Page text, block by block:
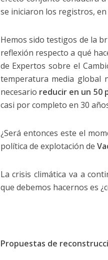
se iniciaron los registros, en
Hemos sido testigos de la
reflexión respecto a qué
de Expertos sobre el
temperatura media global
necesario reducir en un 50
casi por completo en 30
¿Será entonces este el
política de explotación de
La crisis climática va a
que debemos hacernos es
Propuestas de